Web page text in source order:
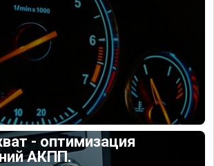
- оптимизация
АКПП.